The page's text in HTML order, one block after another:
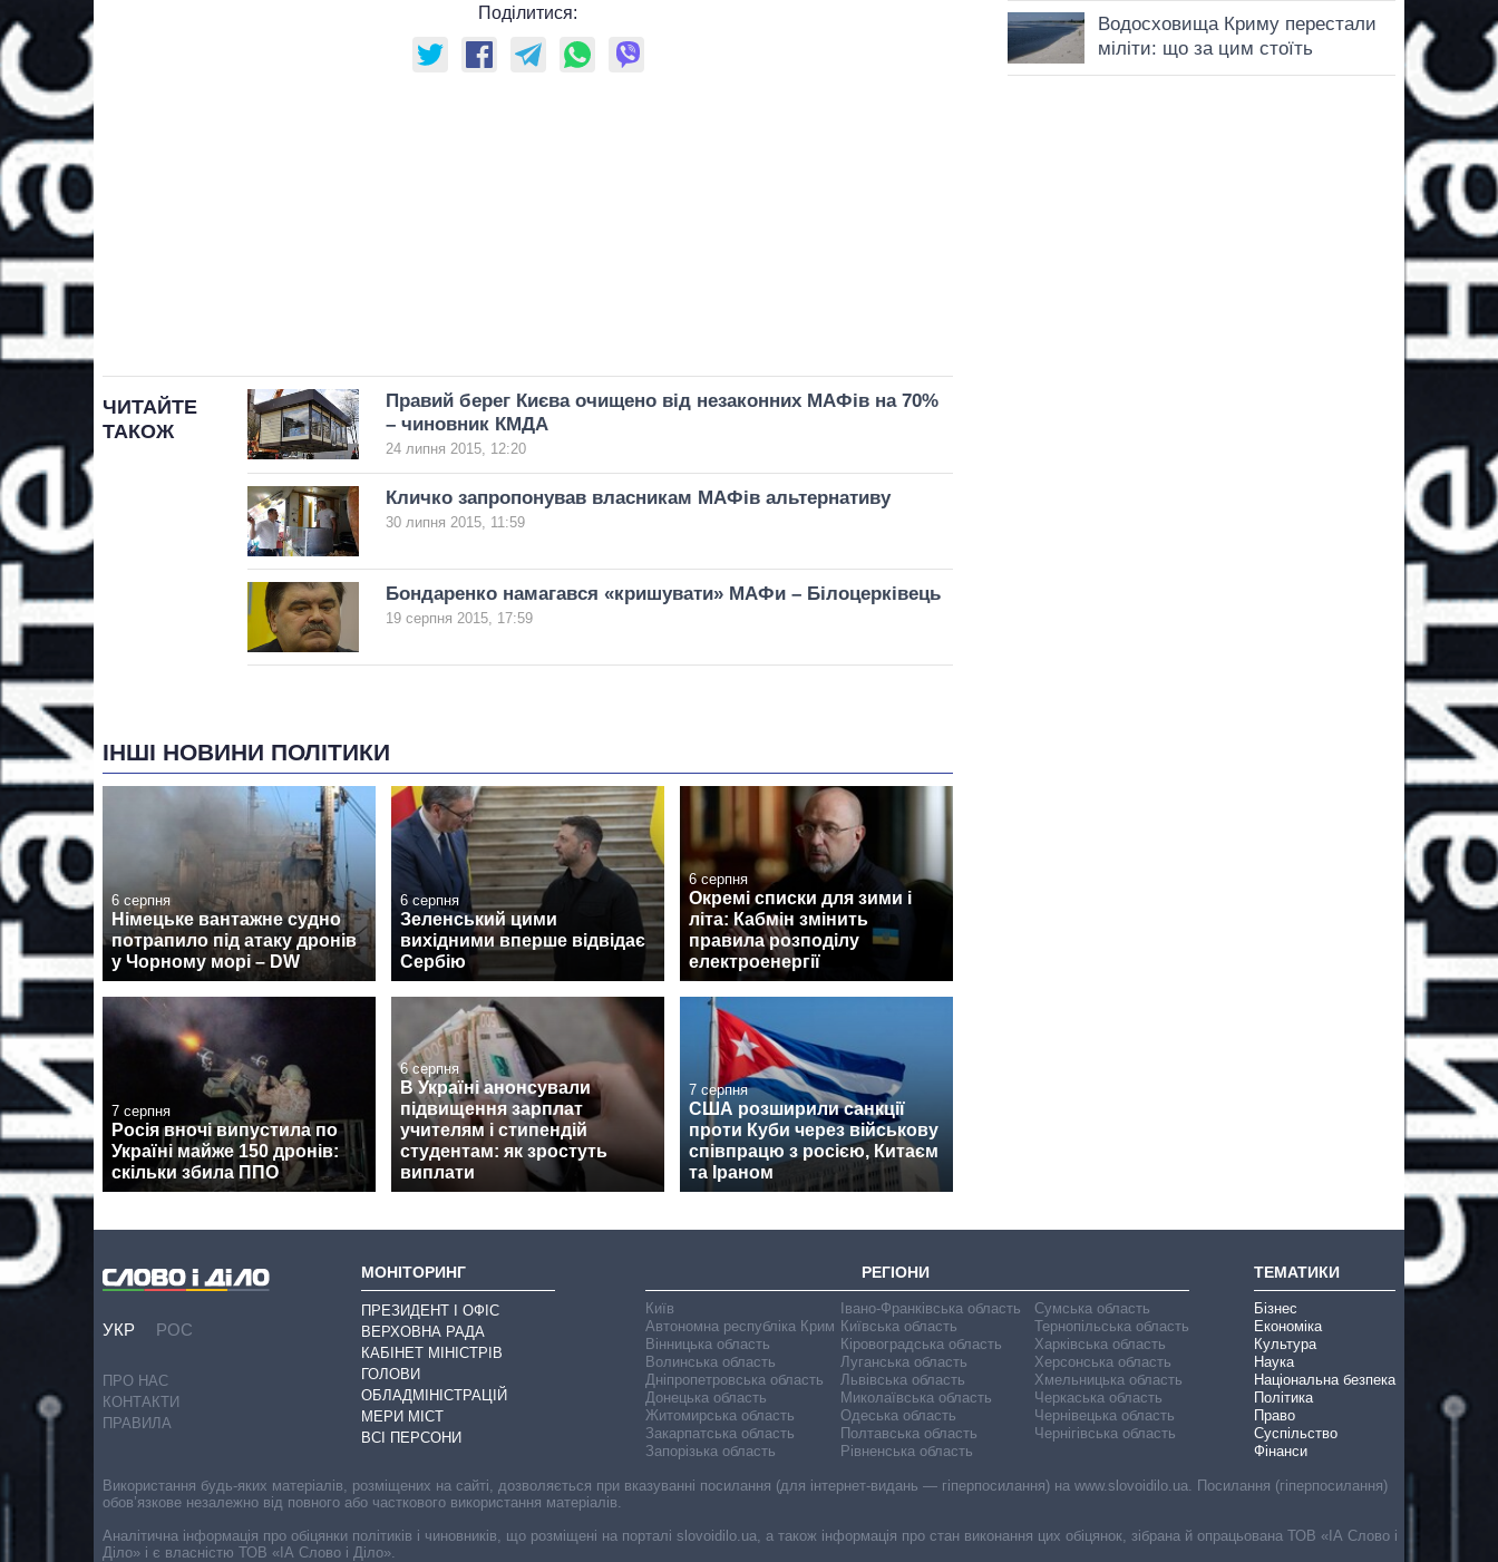
Поділитися:
ЧИТАЙТЕ
ТАКОЖ
Правий берег Києва очищено від незаконних МАФів на 70%
– чиновник КМДА
24 липня 2015, 12:20
Кличко запропонував власникам МАФів альтернативу
30 липня 2015, 11:59
Бондаренко намагався «кришувати» МАФи – Білоцерківець
19 серпня 2015, 17:59
ІНШІ НОВИНИ ПОЛІТИКИ
6 серпня
Німецьке вантажне судно
потрапило під атаку дронів
у Чорному морі – DW
6 серпня
Зеленський цими
вихідними вперше відвідає
Сербію
6 серпня
Окремі списки для зими і
літа: Кабмін змінить
правила розподілу
електроенергії
7 серпня
Росія вночі випустила по
Україні майже 150 дронів:
скільки збила ППО
6 серпня
В Україні анонсували
підвищення зарплат
учителям і стипендій
студентам: як зростуть
виплати
7 серпня
США розширили санкції
проти Куби через військову
співпрацю з росією, Китаєм
та Іраном
УКР РОС
ПРО НАС
КОНТАКТИ
ПРАВИЛА
МОНІТОРИНГ
ПРЕЗИДЕНТ І ОФІС
ВЕРХОВНА РАДА
КАБІНЕТ МІНІСТРІВ
ГОЛОВИ
ОБЛАДМІНІСТРАЦІЙ
МЕРИ МІСТ
ВСІ ПЕРСОНИ
РЕГІОНИ
Київ
Автономна республіка Крим
Вінницька область
Волинська область
Дніпропетровська область
Донецька область
Житомирська область
Закарпатська область
Запорізька область
Івано-Франківська область
Київська область
Кіровоградська область
Луганська область
Львівська область
Миколаївська область
Одеська область
Полтавська область
Рівненська область
Сумська область
Тернопільська область
Харківська область
Херсонська область
Хмельницька область
Черкаська область
Чернівецька область
Чернігівська область
ТЕМАТИКИ
Бізнес
Економіка
Культура
Наука
Національна безпека
Політика
Право
Суспільство
Фінанси
Використання будь-яких матеріалів, розміщених на сайті, дозволяється при вказуванні посилання (для інтернет-видань — гіперпосилання) на www.slovoidilo.ua. Посилання (гіперпосилання)
обов’язкове незалежно від повного або часткового використання матеріалів.
Аналітична інформація про обіцянки політиків і чиновників, що розміщені на порталі slovoidilo.ua, а також інформація про стан виконання цих обіцянок, зібрана й опрацьована ТОВ «ІА Слово і
Діло» і є власністю ТОВ «ІА Слово і Діло».